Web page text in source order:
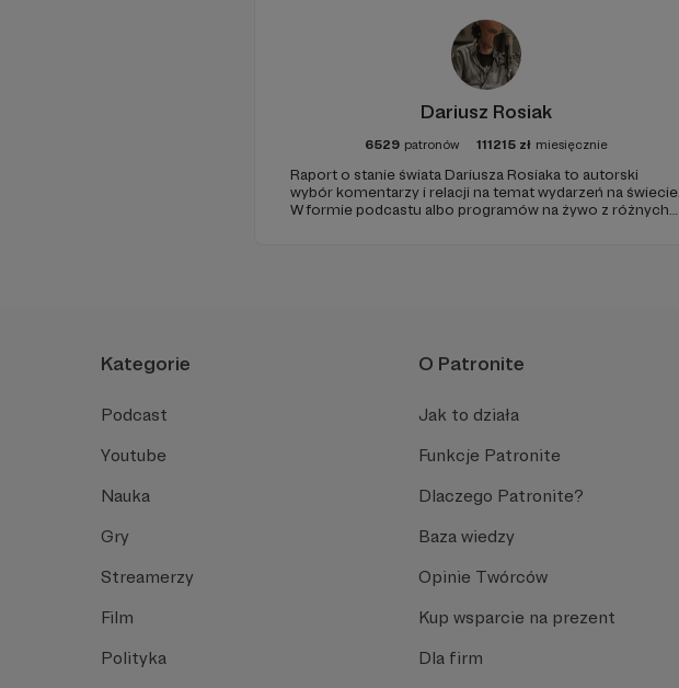
Dariusz Rosiak
6529 patronów 111215 zł miesięcznie
Raport o stanie świata Dariusza Rosiaka to autorski
wybór komentarzy i relacji na temat wydarzeń na świecie.
W formie podcastu albo programów na żywo z różnych
Kategorie
Podcast
Youtube
Nauka
Gry
Streamerzy
Film
Polityka
O Patronite
Jak to działa
Funkcje Patronite
Dlaczego Patronite?
Baza wiedzy
Opinie Twórców
Kup wsparcie na prezent
Dla firm